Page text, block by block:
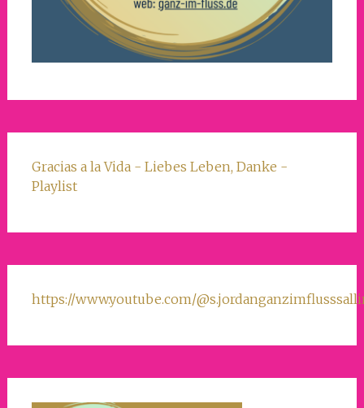
Gracias a la Vida - Liebes Leben, Danke -
Playlist
https://www.youtube.com/